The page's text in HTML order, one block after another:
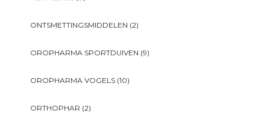
ONTSMETTINGSMIDDELEN (2)
OROPHARMA SPORTDUIVEN (9)
OROPHARMA VOGELS (10)
ORTHOPHAR (2)